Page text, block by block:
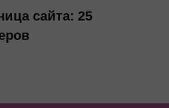
сайта: 25